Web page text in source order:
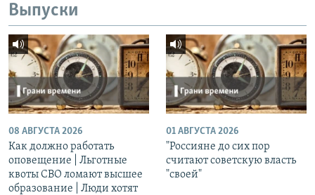
Выпуски
08 АВГУСТА 2026
Как должно работать
оповещение | Льготные
квоты СВО ломают высшее
образование | Люди хотят
01 АВГУСТА 2026
"Россияне до сих пор
считают советскую власть
"своей"